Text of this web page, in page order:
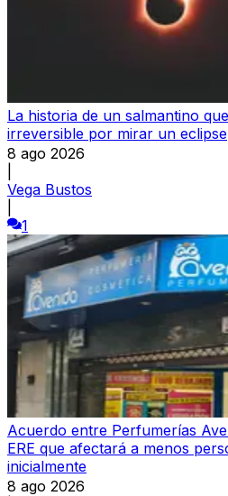
La historia de un salmantino
irreversible por mirar un eclipse
8 ago 2026
Vega Bustos
1
Acuerdo entre Perfumerías
ERE que afectará a menos
inicialmente
8 ago 2026